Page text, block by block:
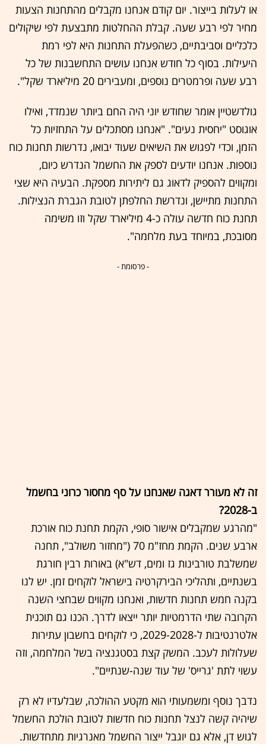
או לעלות בייצור. יום קודם אנחנו מקבלים מהתחנות הצעות
מחיר לפי רבע שעה. קבלת ההחלטות מתבצעת לפי שיקולים
כלכליים וסביבתיים, כשהפעלת התחנות היא לפי רמת
היעילות. בסוף כל חודש אנחנו עושים התחשבנות של כל
רבע שעה ופרמטרים נוספים, ומעבירים 20 מיליארד שקל".
גולדשטיין אומר שחודש יוני היה החם ביותר שנמדד, ואילו
אוגוסט "יחסית נעים". "אנחנו מסתכלים על התחזיות כל
הזמן, וכדי לפגוש את השיאים שעוד יבואו, נדרשות תחנות כוח
נוספות. אנחנו יודעים לספק את החשמל הנדרש כיום,
ומקווים להספיק לדאוג גם ליתירות מספקת. הבעיה היא שצי
התחנות מתיישן, ונדרשת החלפתן לטובת הגברת הנצילות.
תחנת כוח חדשה עולה כ-4 מיליארד שקל וזו משימה
מסובכת, במיוחד בעת מלחמה".
- פרסומת -
זה לא מעורר דאגה שאנחנו על סף מחסור כרוני בחשמל
ב-2028?
"מהרגע שמקבלים אישור סופי, הקמת תחנת כוח אורכת
ארבע שנים. הקמת מחז"מ 70 ("מחזור משולב", תחנה
שמשלבת טורבינות גז ומים, דש"א) באורות רבין חורגת
בשנתיים, ותהליכי הבירקרטיה בישראל לוקחים זמן. יש לנו
בקנה חמש תחנות חדשות, ואנחנו מקווים שבחצי השנה
הקרובה שתי הדרמטיות יותר ייצאו לדרך. הכנו גם תוכנית
אלטרנטיבות ל-2029-2028, כי לוקחים בחשבון עתירות
שעלולות לעכב. המשק קצת בסטגנציה בשל המלחמה, וזה
עשוי לתת 'גרייס' של עוד שנה-שנתיים".
נדבך נוסף ומשמעותי הוא מקטע ההולכה, שבלעדיו לא רק
שיהיה קשה לנצל תחנות כוח חדשות לטובת הולכת החשמל
לגוש דן, אלא גם יוגבל ייצור החשמל מאנרגיות מתחדשות.